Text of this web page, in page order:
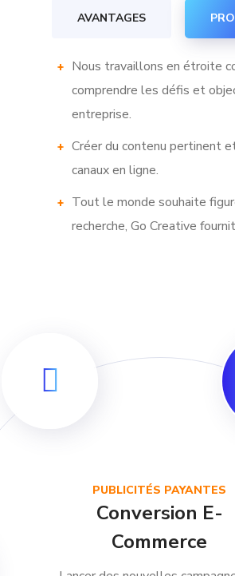
AVANTAGES
Nous travaillons en étroite
comprendre les défis et
entreprise.
Créer du contenu pertinent
canaux en ligne.
Tout le monde souhaite
recherche, Go Creative
PUBLICITÉS PAYANTES
Conversion E-
Commerce